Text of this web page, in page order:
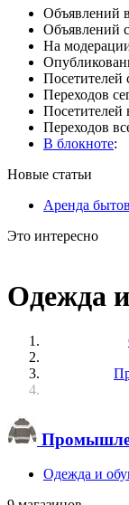
Объявлений
Объявлений
На
Посетителей
Переходов
Посетителей
Переходов
В блокноте:
Новые статьи
Аренда
Это интересно
Одежда
Одежда и